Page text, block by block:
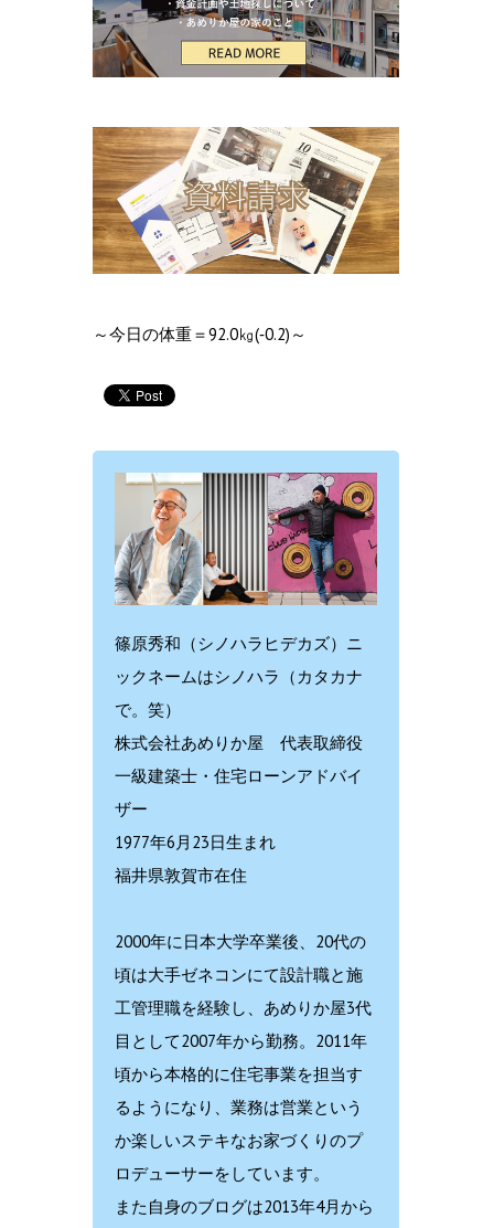
～今日の体重＝92.0㎏(‐0.2)～
篠原秀和（シノハラヒデカズ）ニ
ックネームはシノハラ（カタカナ
で。笑）
株式会社あめりか屋 代表取締役
一級建築士・住宅ローンアドバイ
ザー
1977年6月23日生まれ
福井県敦賀市在住
2000年に日本大学卒業後、20代の
頃は大手ゼネコンにて設計職と施
工管理職を経験し、あめりか屋3代
目として2007年から勤務。2011年
頃から本格的に住宅事業を担当す
るようになり、業務は営業という
か楽しいステキなお家づくりのプ
ロデューサーをしています。
また自身のブログは2013年4月から